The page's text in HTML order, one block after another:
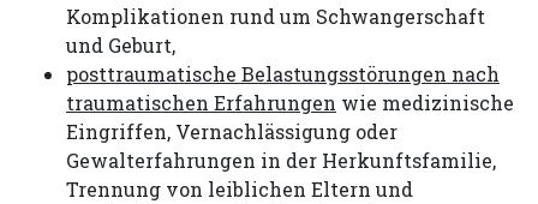
Komplikationen rund um Schwangerschaft
und Geburt,
posttraumatische Belastungsstörungen nach
traumatischen Erfahrungen wie medizinische
Eingriffen, Vernachlässigung oder
Gewalterfahrungen in der Herkunftsfamilie,
Trennung von leiblichen Eltern und